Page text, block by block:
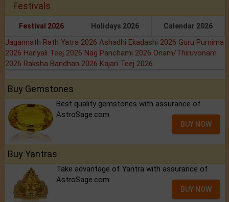
Festivals
Festival 2026 Holidays 2026 Calendar 2026
Jagannath Rath Yatra 2026 Ashadhi Ekadashi 2026 Guru Purnima
2026 Hariyali Teej 2026 Nag Panchami 2026 Onam/Thiruvonam
2026 Raksha Bandhan 2026 Kajari Teej 2026
Buy Gemstones
Best quality gemstones with assurance of
AstroSage.com
BUY NOW
Buy Yantras
Take advantage of Yantra with assurance of
AstroSage.com
BUY NOW